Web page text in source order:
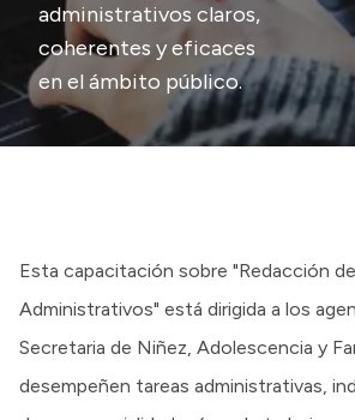
Login
administrativos claros,
coherentes y eficaces
en el ámbito público.
Esta capacitación sobre "Redacción
Administrativos" está dirigida a los
Secretaria de Niñez, Adolescencia y
desempeñen tareas administrativas,